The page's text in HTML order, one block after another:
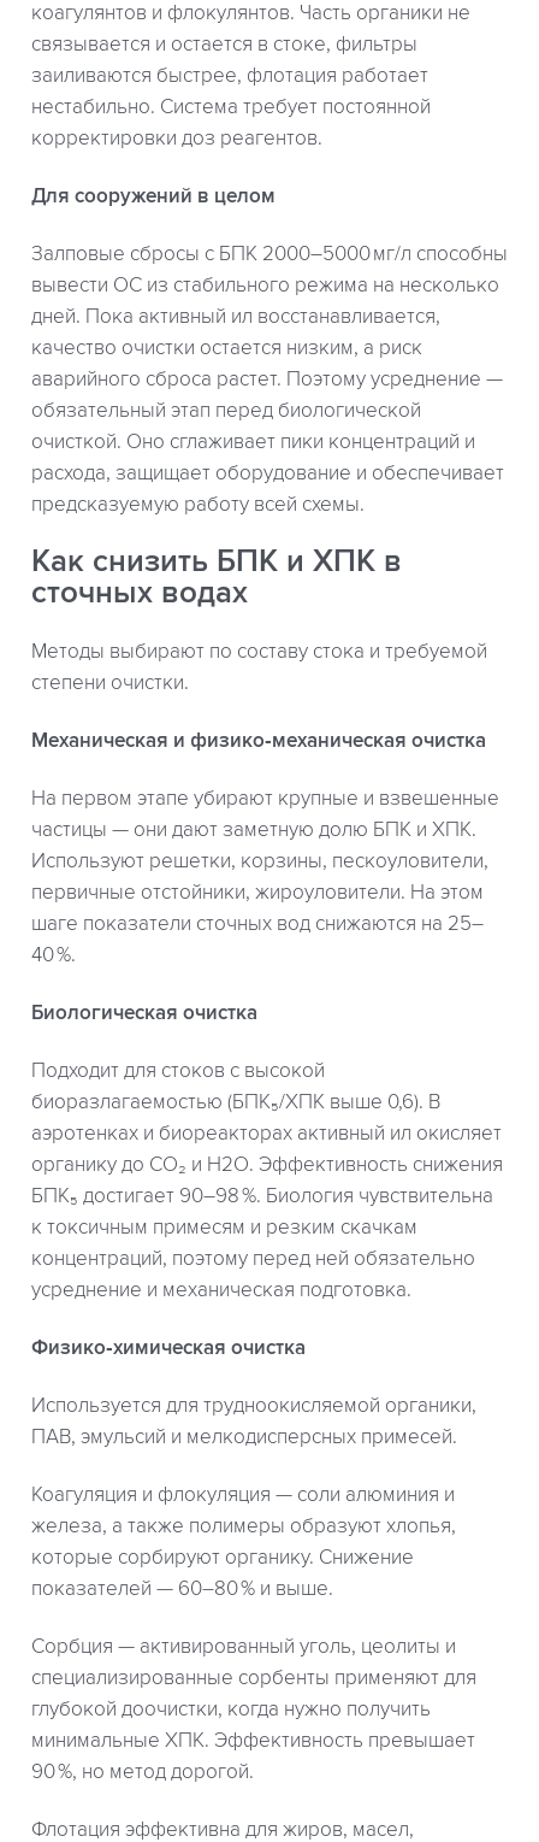
коагулянтов и флокулянтов. Часть органики не
связывается и остается в стоке, фильтры
заиливаются быстрее, флотация работает
нестабильно. Система требует постоянной
корректировки доз реагентов.
Для сооружений в целом
Залповые сбросы с БПК 2000–5000 мг/л способны
вывести ОС из стабильного режима на несколько
дней. Пока активный ил восстанавливается,
качество очистки остается низким, а риск
аварийного сброса растет. Поэтому усреднение —
обязательный этап перед биологической
очисткой. Оно сглаживает пики концентраций и
расхода, защищает оборудование и обеспечивает
предсказуемую работу всей схемы.
Как снизить БПК и ХПК в
сточных водах
Методы выбирают по составу стока и требуемой
степени очистки.
Механическая и физико‑механическая очистка
На первом этапе убирают крупные и взвешенные
частицы — они дают заметную долю БПК и ХПК.
Используют решетки, корзины, пескоуловители,
первичные отстойники, жироуловители. На этом
шаге показатели сточных вод снижаются на 25–
40 %.
Биологическая очистка
Подходит для стоков с высокой
биоразлагаемостью (БПК₅/ХПК выше 0,6). В
аэротенках и биореакторах активный ил окисляет
органику до CO₂ и Н2О. Эффективность снижения
БПК₅ достигает 90–98 %. Биология чувствительна
к токсичным примесям и резким скачкам
концентраций, поэтому перед ней обязательно
усреднение и механическая подготовка.
Физико‑химическая очистка
Используется для трудноокисляемой органики,
ПАВ, эмульсий и мелкодисперсных примесей.
Коагуляция и флокуляция — соли алюминия и
железа, а также полимеры образуют хлопья,
которые сорбируют органику. Снижение
показателей — 60–80 % и выше.
Сорбция — активированный уголь, цеолиты и
специализированные сорбенты применяют для
глубокой доочистки, когда нужно получить
минимальные ХПК. Эффективность превышает
90 %, но метод дорогой.
Флотация эффективна для жиров, масел,